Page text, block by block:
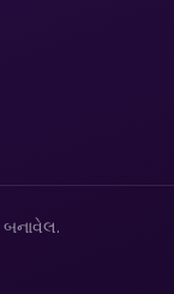
બનાવેલ.